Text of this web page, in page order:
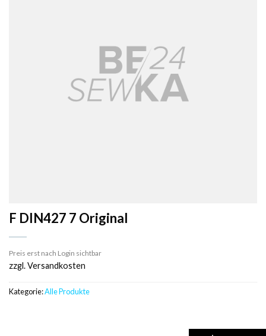
F DIN427 7 Original
Preis erst nach Login sichtbar
zzgl. Versandkosten
Kategorie:Alle Produkte